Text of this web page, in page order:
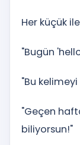
Her küçük
"Bugün
"Bu kelimeyi
"Geçen
biliyorsun!"